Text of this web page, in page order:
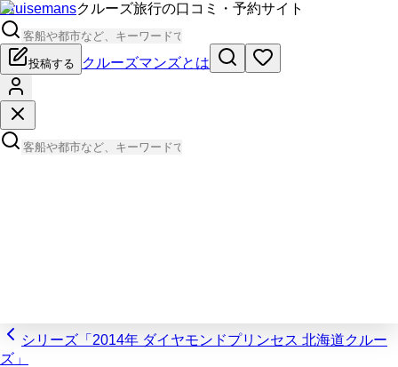
Cruisemansクルーズ旅行の口コミ・予約サイト
投稿する クルーズマンズとは
シリーズ「2014年 ダイヤモンドプリンセス 北海道クルー
ズ」